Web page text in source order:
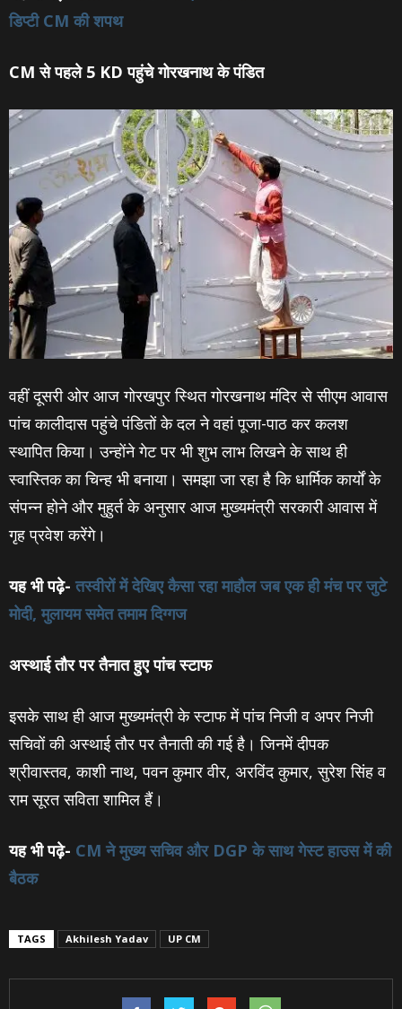
डिप्‍टी CM की शपथ
CM से पहले 5 KD पहुंचे गोरखनाथ के पंडित
वहीं दूसरी ओर आज गोरखपुर स्थित गोरखनाथ मंदिर से सीएम आवास
पांच कालीदास पहुंचे पंडितों के दल ने वहां पूजा-पाठ कर कलश
स्‍थापित किया। उन्‍होंने गेट पर भी शुभ लाभ लिखने के साथ ही
स्‍वा‍स्तिक का चिन्‍ह भी बनाया। समझा जा रहा है कि धार्मिक कार्यों के
संपन्‍न होने और मुहुर्त के अनुसार आज मुख्‍यमंत्री सरकारी आवास में
गृह प्रवेश करेंगे।
यह भी पढ़े- तस्‍वीरों में देखिए कैसा रहा माहौल जब एक ही मंच पर जुटे
मोदी, मुलायम समेत तमाम दिग्‍गज
अस्‍थाई तौर पर तैनात हुए पांच स्‍टाफ
इसके साथ ही आज मुख्यमंत्री के स्टाफ में पांच निजी व अपर निजी
सचिवों की अस्थाई तौर पर तैनाती की गई है। जिनमें दीपक
श्रीवास्तव, काशी नाथ, पवन कुमार वीर, अरविंद कुमार, सुरेश सिंह व
राम सूरत सविता शामिल हैं।
यह भी पढ़े- CM ने मुख्‍य सचिव और DGP के साथ गेस्‍ट हाउस में की
बैठक
TAGS Akhilesh Yadav UP CM